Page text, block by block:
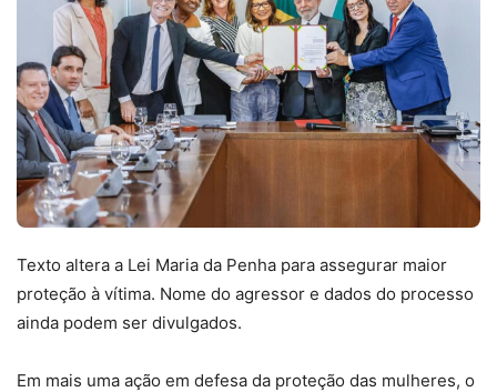
Texto altera a Lei Maria da Penha para assegurar maior
proteção à vítima. Nome do agressor e dados do processo
ainda podem ser divulgados.
Em mais uma ação em defesa da proteção das mulheres, o